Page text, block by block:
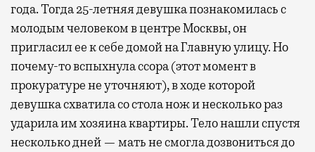
года. Тогда 25-летняя девушка познакомилась с
молодым человеком в центре Москвы, он
пригласил ее к себе домой на Главную улицу. Но
почему-то вспыхнула ссора (этот момент в
прокуратуре не уточняют), в ходе которой
девушка схватила со стола нож и несколько раз
ударила им хозяина квартиры. Тело нашли спустя
несколько дней — мать не смогла дозвониться до